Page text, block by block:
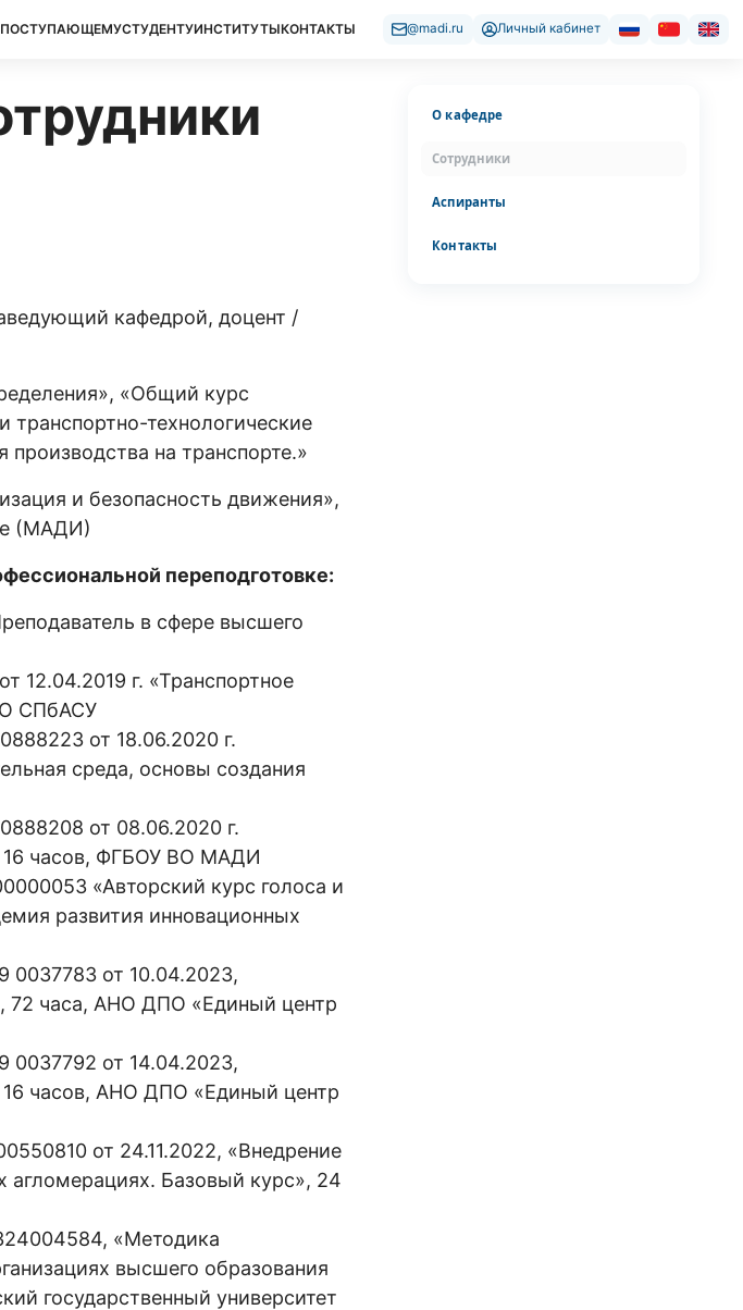
ПОСТУПАЮЩЕМУСТУДЕНТУИНСТИТУТЫКОНТАКТЫ @madi.ru Личный кабинет
кафедрой, доцент /
«Общий курс
транспортно-технологические
на транспорте.»
и безопасность движения»,
(МАДИ)
переподготовке:
в сфере высшего
12.04.2019 г. «Транспортное
СПбАСУ
от 18.06.2020 г.
среда, основы создания
от 08.06.2020 г.
16 часов, ФГБОУ ВО МАДИ
«Авторский курс голоса и
развития инновационных
0037783 от 10.04.2023,
72 часа, АНО ДПО «Единый центр
0037792 от 14.04.2023,
16 часов, АНО ДПО «Единый центр
от 24.11.2022, «Внедрение
агломерациях. Базовый курс», 24
«Методика
высшего образования
государственный университет
О кафедре
Сотрудники
Аспиранты
Контакты